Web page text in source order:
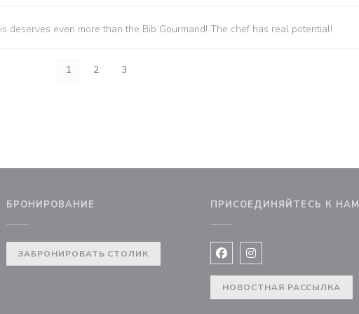
deserves even more than the Bib Gourmand! The chef has real potential!
1 2 3
БРОНИРОВАНИЕ
ЗАБРОНИРОВАТЬ СТОЛИК
ПРИСОЕДИНЯЙТЕСЬ К НАМ
Facebook ((открывается в
Instagram
НОВОСТНАЯ РАССЫЛКА